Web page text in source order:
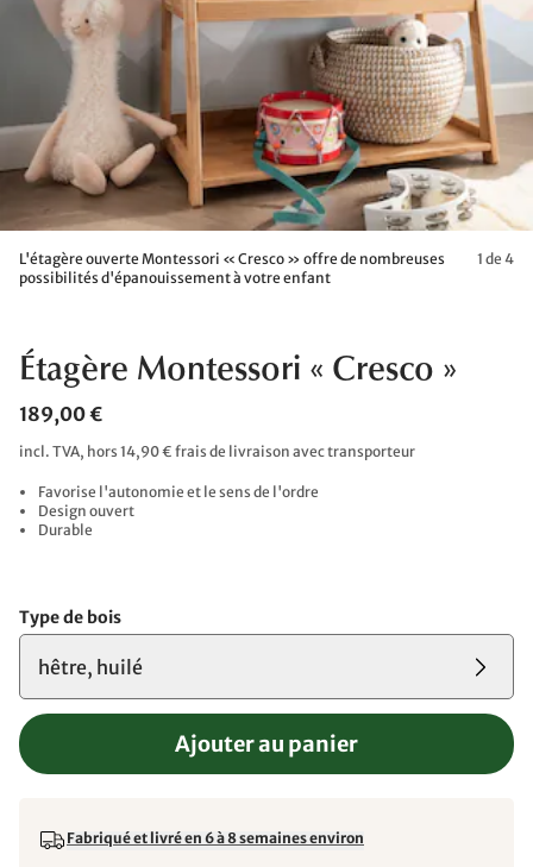
L'étagère ouverte Montessori « Cresco » offre de nombreuses
possibilités d'épanouissement à votre enfant
1 de 4
Étagère Montessori « Cresco »
189,00 €
incl. TVA, hors 14,90 € frais de livraison avec transporteur
Favorise l'autonomie et le sens de l'ordre
Design ouvert
Durable
Type de bois
hêtre, huilé
Ajouter au panier
Fabriqué et livré en 6 à 8 semaines environ